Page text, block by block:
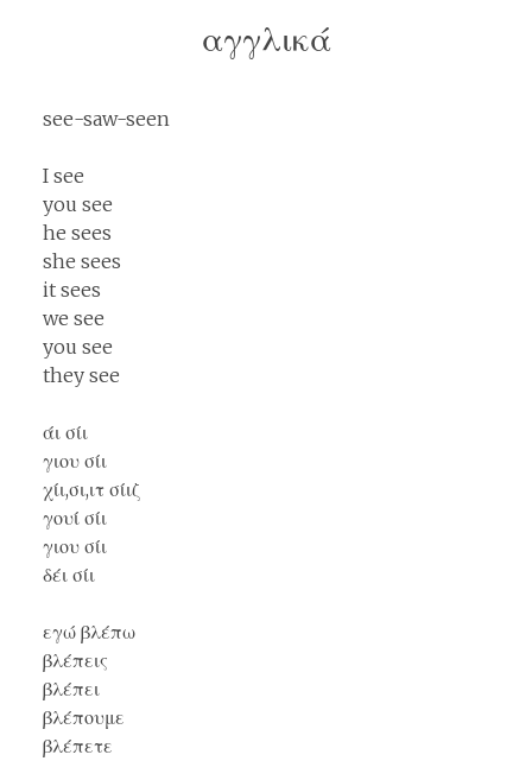
αγγλικά
see-saw-seen
I see
you see
he sees
she sees
it sees
we see
you see
they see
άι σίι
γιου σίι
χίι,σι,ιτ σίιζ
γουί σίι
γιου σίι
δέι σίι
εγώ βλέπω
βλέπεις
βλέπει
βλέπουμε
βλέπετε